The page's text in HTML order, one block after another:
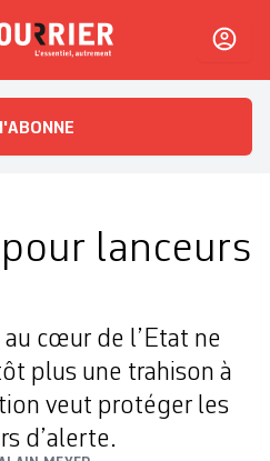
L'essentiel, autrement
lanceurs
cœur de l’Etat ne
plus une trahison à
veut protéger les
d’alerte.